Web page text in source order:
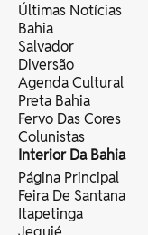
Últimas Notícias
Bahia
Salvador
Diversão
Agenda Cultural
Preta Bahia
Fervo Das Cores
Colunistas
Interior Da Bahia
Página Principal
Feira De Santana
Itapetinga